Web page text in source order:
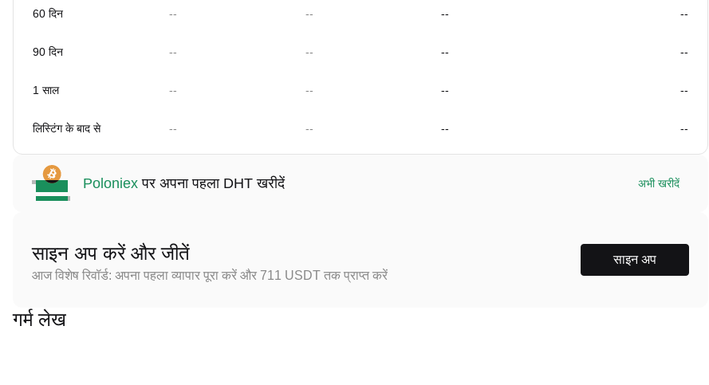
60 दिन -- -- -- --
90 दिन -- -- -- --
1 साल -- -- -- --
लिस्टिंग के बाद से -- -- -- --
Poloniex पर अपना पहला DHT खरीदें अभी खरीदें
साइन अप करें और जीतें
आज विशेष रिवॉर्ड: अपना पहला व्यापार पूरा करें और 711 USDT तक प्राप्त करें
साइन अप
गर्म लेख